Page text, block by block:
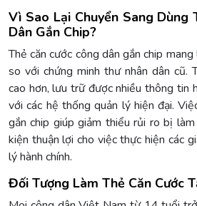
Vì Sao Lại Chuyển Sang Dùng
Dân Gắn Chip?
Thẻ căn cước công dân gắn chip
so với chứng minh thư nhân dân cũ.
cao hơn, lưu trữ được nhiều thông tin
với các hệ thống quản lý hiện đại.
gắn chip giúp giảm thiểu rủi ro bị
kiện thuận lợi cho việc thực hiện các
lý hành chính.
Đối Tượng Làm Thẻ Căn Cước